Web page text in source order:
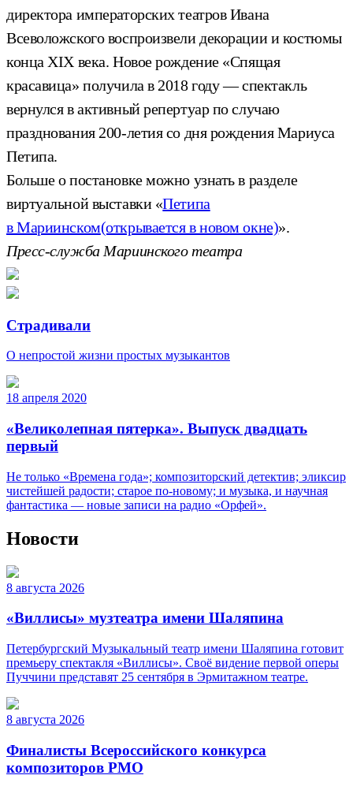
директора императорских театров Ивана
Всеволожского воспроизвели декорации и костюмы
конца XIX века. Новое рождение «Спящая
красавица» получила в 2018 году — спектакль
вернулся в активный репертуар по случаю
празднования 200-летия со дня рождения Мариуса
Петипа.
Больше о постановке можно узнать в разделе
виртуальной выставки «Петипа
в Мариинском(открывается в новом окне)».
Пресс-служба Мариинского театра
Страдивали
О непростой жизни простых музыкантов
18 апреля 2020
«Великолепная пятерка». Выпуск двадцать
первый
Не только «Времена года»; композиторский детектив; эликсир
чистейшей радости; старое по-новому; и музыка, и научная
фантастика — новые записи на радио «Орфей».
Новости
8 августа 2026
«Виллисы» музтеатра имени Шаляпина
Петербургский Музыкальный театр имени Шаляпина готовит
премьеру спектакля «Виллисы». Своё видение первой оперы
Пуччини представят 25 сентября в Эрмитажном театре.
8 августа 2026
Финалисты Всероссийского конкурса
композиторов РМО